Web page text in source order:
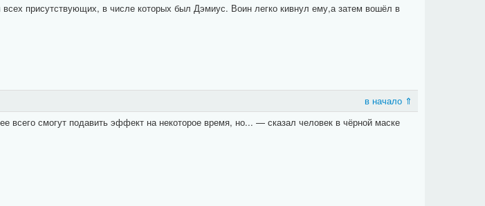
присутствующих, в числе которых был Дэмиус. Воин легко кивнул ему,а затем вошёл в
в начало ⇑
смогут подавить эффект на некоторое время, но... — сказал человек в чёрной маске